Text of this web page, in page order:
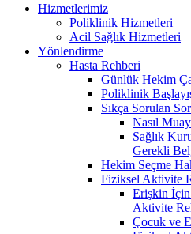
Hizmetlerimiz
Poliklinik Hizmetleri
Acil Sağlık Hizmetleri
Yönlendirme
Hasta Rehberi
Günlük Hekim
Poliklinik
Sıkça Sorulan
Nasıl
Sağlık
Gerekli
Hekim Seçme
Fiziksel Aktivite
Erişkin
Aktivite
Çocuk ve